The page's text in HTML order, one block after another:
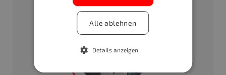
Alle ablehnen
Details anzeigen